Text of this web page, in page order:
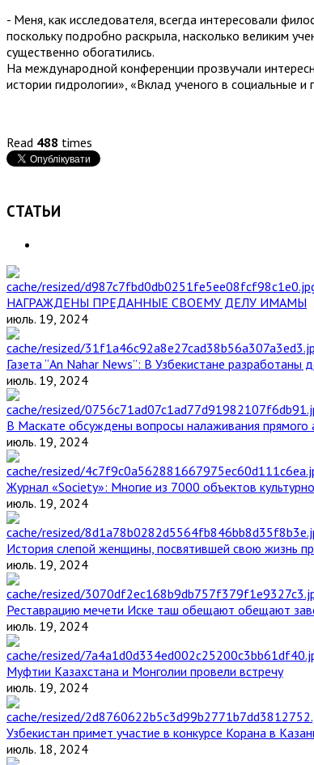
- Меня, как исследователя, всегда интересовали
поскольку подробно раскрыла, насколько великим
существенно обогатились.
На международной конференции прозвучали
истории гидрологии», «Вклад ученого в социальные и
Read 488 times
СТАТЬИ
НАГРАЖДЕНЫ ПРЕДАННЫЕ СВОЕМУ ДЕЛУ ИМАМЫ
июль. 19, 2024
Газета “An Nahar News”: В Узбекистане
июль. 19, 2024
В Маскате обсуждены вопросы налаживания
июль. 19, 2024
Журнал «Society»: Многие из 7000 объектов
июль. 19, 2024
История слепой женщины, посвятившей свою жизнь
июль. 19, 2024
Реставрацию мечети Иске таш обещают обещают
июль. 19, 2024
Муфтии Казахстана и Монголии провели встречу
июль. 19, 2024
Узбекистан примет участие в конкурсе Корана в
июль. 18, 2024